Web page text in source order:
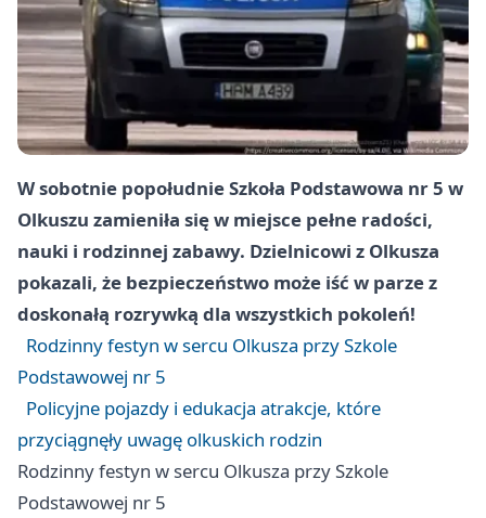
W sobotnie popołudnie Szkoła Podstawowa nr 5 w
Olkuszu zamieniła się w miejsce pełne radości,
nauki i rodzinnej zabawy. Dzielnicowi z Olkusza
pokazali, że bezpieczeństwo może iść w parze z
doskonałą rozrywką dla wszystkich pokoleń!
Rodzinny festyn w sercu Olkusza przy Szkole
Podstawowej nr 5
Policyjne pojazdy i edukacja atrakcje, które
przyciągnęły uwagę olkuskich rodzin
Rodzinny festyn w sercu Olkusza przy Szkole
Podstawowej nr 5